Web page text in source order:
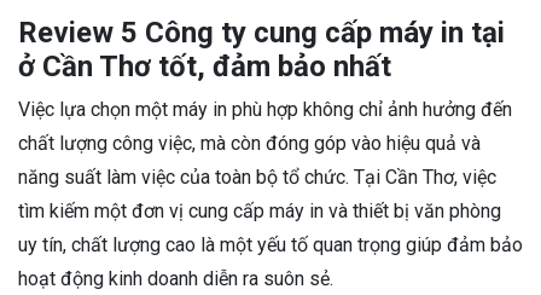
Review 5 Công ty cung cấp máy in tại
ở Cần Thơ tốt, đảm bảo nhất
Việc lựa chọn một máy in phù hợp không chỉ ảnh hưởng đến
chất lượng công việc, mà còn đóng góp vào hiệu quả và
năng suất làm việc của toàn bộ tổ chức. Tại Cần Thơ, việc
tìm kiếm một đơn vị cung cấp máy in và thiết bị văn phòng
uy tín, chất lượng cao là một yếu tố quan trọng giúp đảm bảo
hoạt động kinh doanh diễn ra suôn sẻ.